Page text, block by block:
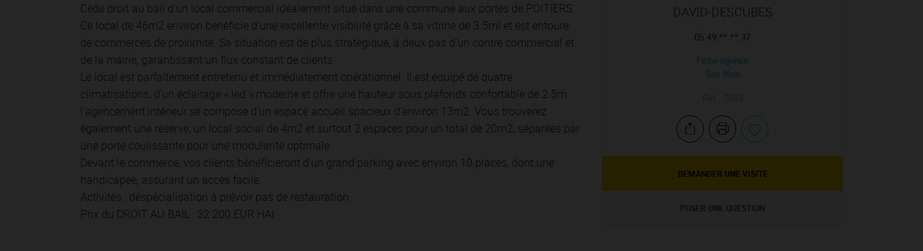
Cède droit au bail d'un local commercial idéalement situé dans une commune aux portes de POITIERS.
Ce local de 46m2 environ bénéficie d'une excellente visibilité grâce à sa vitrine de 3.5ml et est entouré
de commerces de proximité. Sa situation est de plus stratégique, à deux pas d'un contre commercial et
de la mairie, garantissant un flux constant de clients.
Le local est parfaitement entretenu et immédiatement opérationnel. Il est équipé de quatre
climatisations, d'un éclairage « led » moderne et offre une hauteur sous plafonds confortable de 2.5m.
l'agencement intérieur se compose d'un espace accueil spacieux d'environ 13m2. Vous trouverez
également une réserve, un local social de 4m2 et surtout 2 espaces pour un total de 20m2, séparées par
une porte coulissante pour une modularité optimale.
Devant le commerce, vos clients bénéficieront d'un grand parking avec environ 10 places, dont une
handicapée, assurant un accès facile.
Activités : déspécialisation à prévoir pas de restauration.
Prix du DROIT AU BAIL : 32 200 EUR HAI
DAVID-DESCUBES
05.49.**.**.37
Fiche agence
Site Web
DEMANDER UNE VISITE
POSER UNE QUESTION